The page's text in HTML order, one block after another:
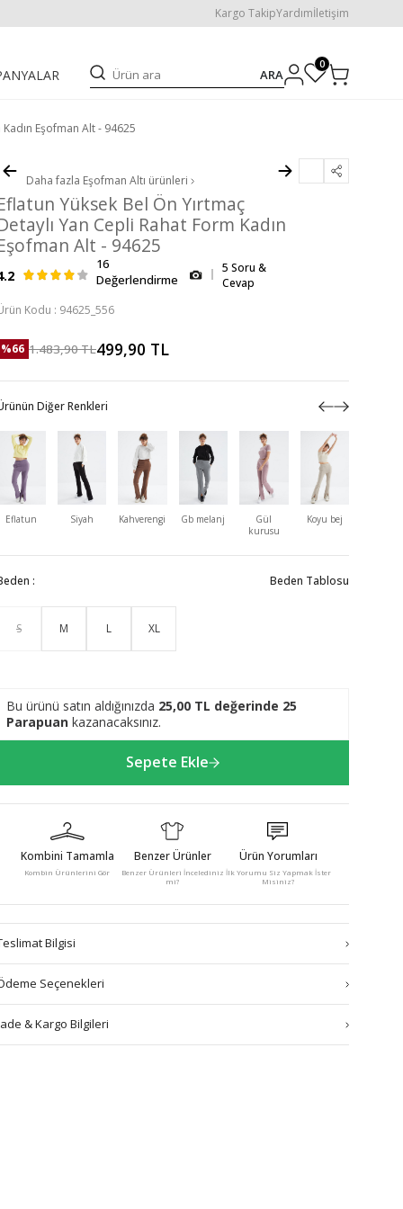
Kargo TakipYardımİletişim
ARA
0
Eşofman Alt - 94625
Daha fazla Eşofman Altı ürünleri
Yüksek Bel Ön Yırtmaç
Yan Cepli Rahat Form Kadın
Alt - 94625
16
Değerlendirme
5 Soru &
Cevap
Kodu : 94625_556
%66 1.483,90TL499,90 TL
Diğer Renkleri
Eflatun Siyah Kahverengi Gb melanj
Gül
kurusu
Koyu bej
: Beden Tablosu
S M L XL
Bu ürünü satın aldığınızda 25,00 TL değerinde 25
Parapuan kazanacaksınız.
Sepete Ekle
Kombini Tamamla
Kombin Ürünlerini Gör
Benzer Ürünler
Benzer Ürünleri İncelediniz
mi?
Ürün Yorumları
İlk Yorumu Siz Yapmak İster
Misiniz?
Bilgisi
Seçenekleri
& Kargo Bilgileri